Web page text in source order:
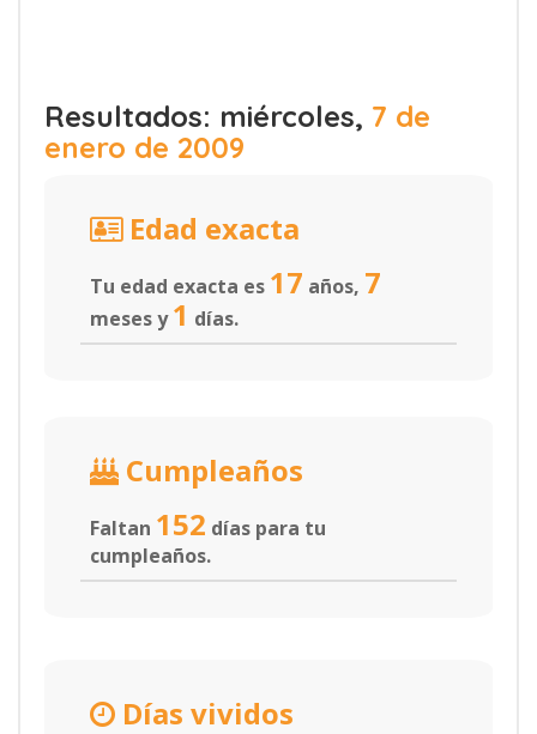
Resultados: miércoles, 7 de
enero de 2009
Edad exacta
Tu edad exacta es 17 años, 7
meses y1 días.
Cumpleaños
Faltan 152 días para tu
cumpleaños.
Días vividos